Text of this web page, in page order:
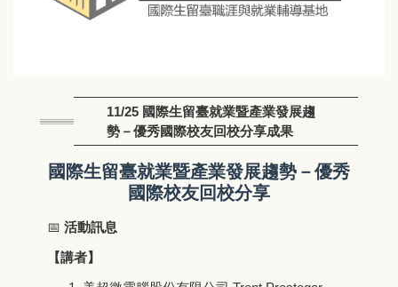
11/25 國際生留臺就業暨產業發展趨
勢－優秀國際校友回校分享成果
國際生留臺就業暨產業發展趨勢－優秀
國際校友回校分享
📅 活動訊息
【講者】